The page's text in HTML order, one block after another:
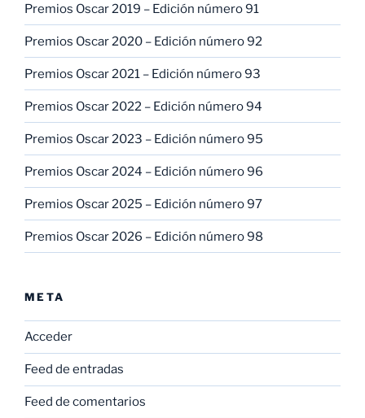
Premios Oscar 2019 – Edición número 91
Premios Oscar 2020 – Edición número 92
Premios Oscar 2021 – Edición número 93
Premios Oscar 2022 – Edición número 94
Premios Oscar 2023 – Edición número 95
Premios Oscar 2024 – Edición número 96
Premios Oscar 2025 – Edición número 97
Premios Oscar 2026 – Edición número 98
META
Acceder
Feed de entradas
Feed de comentarios